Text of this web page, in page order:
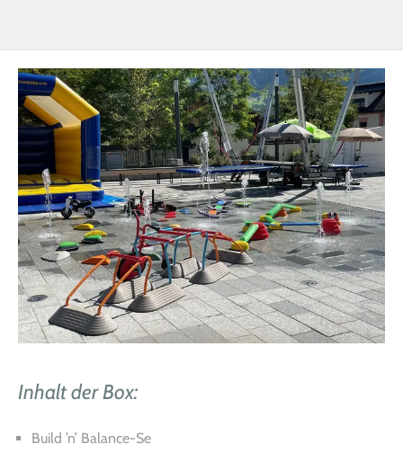
Inhalt der Box:
Build ’n’ Balance-Se